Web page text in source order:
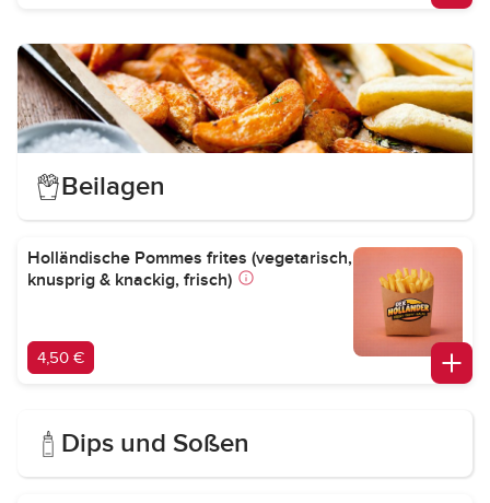
Beilagen
Holländische Pommes frites (vegetarisch,
knusprig & knackig, frisch)
4,50 €
Dips und Soßen